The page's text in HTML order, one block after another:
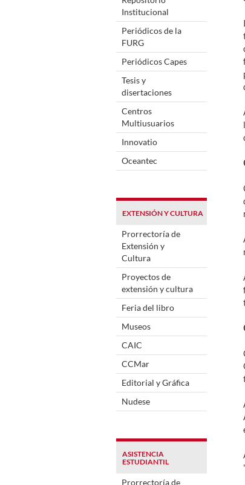
Institucional
Periódicos de la
FURG
Periódicos Capes
Tesis y
disertaciones
Centros
Multiusuarios
Innovatio
Oceantec
EXTENSIÓN Y CULTURA
Prorrectoría de
Extensión y
Cultura
Proyectos de
extensión y cultura
Feria del libro
Museos
CAIC
CCMar
Editorial y Gráfica
Nudese
ASISTENCIA
ESTUDIANTIL
Prorrectoría de